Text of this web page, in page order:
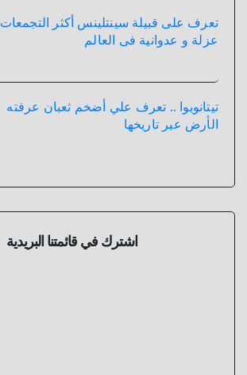
تعرف على قبيلة سينتلينس أكثر التجمعات
عزلة و عدوانية فى العالم
تيتانوبوا .. تعرف علي أضخم ثعبان عرفته
الأرض عبر تاريخها
اشترك في قائمتنا البريدية